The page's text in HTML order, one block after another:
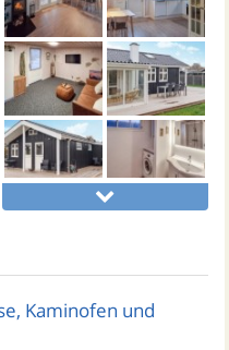
Kaminofen und